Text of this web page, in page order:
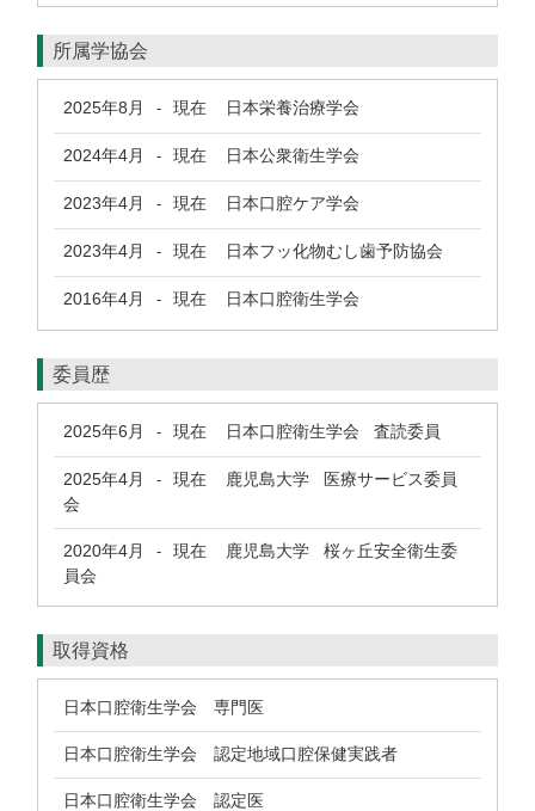
所属学協会
2025年8月 - 現在 日本栄養治療学会
2024年4月 - 現在 日本公衆衛生学会
2023年4月 - 現在 日本口腔ケア学会
2023年4月 - 現在 日本フッ化物むし歯予防協会
2016年4月 - 現在 日本口腔衛生学会
委員歴
2025年6月 - 現在 日本口腔衛生学会 査読委員
2025年4月 - 現在 鹿児島大学 医療サービス委員
会
2020年4月 - 現在 鹿児島大学 桜ヶ丘安全衛生委
員会
取得資格
日本口腔衛生学会 専門医
日本口腔衛生学会 認定地域口腔保健実践者
日本口腔衛生学会 認定医